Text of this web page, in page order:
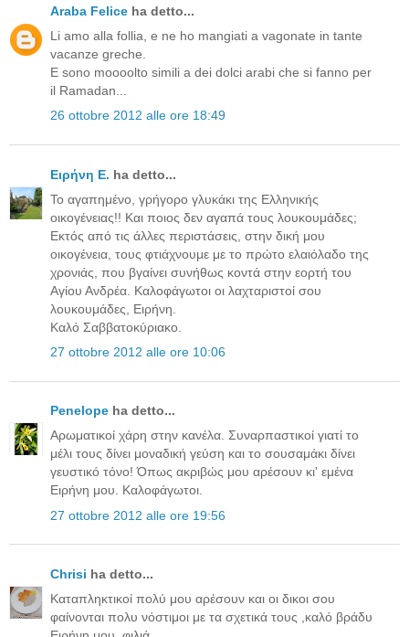
Araba Felice ha detto...
Li amo alla follia, e ne ho mangiati a vagonate in tante
vacanze greche.
E sono moooolto simili a dei dolci arabi che si fanno per
il Ramadan...
26 ottobre 2012 alle ore 18:49
Ειρήνη Ε. ha detto...
Το αγαπημένο, γρήγορο γλυκάκι της Ελληνικής
οικογένειας!! Και ποιος δεν αγαπά τους λουκουμάδες;
Εκτός από τις άλλες περιστάσεις, στην δική μου
οικογένεια, τους φτιάχνουμε με το πρώτο ελαιόλαδο της
χρονιάς, που βγαίνει συνήθως κοντά στην εορτή του
Αγίου Ανδρέα. Καλοφάγωτοι οι λαχταριστοί σου
λουκουμάδες, Ειρήνη.
Καλό Σαββατοκύριακο.
27 ottobre 2012 alle ore 10:06
Penelope ha detto...
Αρωματικοί χάρη στην κανέλα. Συναρπαστικοί γιατί το
μέλι τους δίνει μοναδική γεύση και το σουσαμάκι δίνει
γευστικό τόνο! Όπως ακριβώς μου αρέσουν κι' εμένα
Ειρήνη μου. Καλοφάγωτοι.
27 ottobre 2012 alle ore 19:56
Chrisi ha detto...
Καταπληκτικοί πολύ μου αρέσουν και οι δικοι σου
φαίνονται πολυ νόστιμοι με τα σχετικά τους ,καλό βράδυ